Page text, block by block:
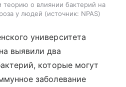
теорию о влиянии бактерий на
у людей
источник: NPAS
университета
выявили два
которые могут
заболевание